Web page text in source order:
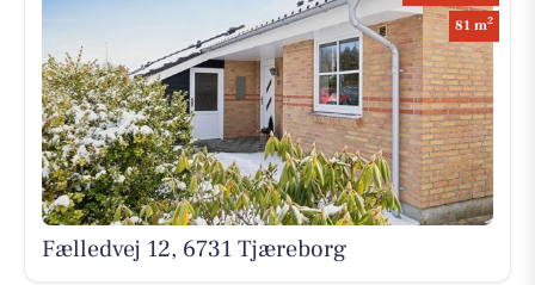
81 m2
Fælledvej 12, 6731 Tjæreborg